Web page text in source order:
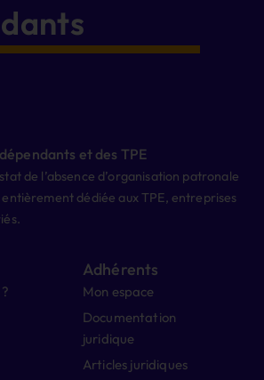
et des TPE
de l’absence d’organisation patronale
dédiée aux TPE, entreprises
Adhérents
Mon espace
Documentation
juridique
Articles juridiques